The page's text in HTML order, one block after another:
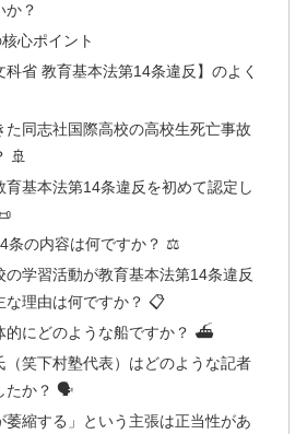
か？
心ポイント
科省 教育基本法第14条違反】のよく
た同志社国際高校の高校生死亡事故
🚢
育基本法第14条違反を初めて認定し
条の内容は何ですか？ ⚖️
の学習活動が教育基本法第14条違反
な理由は何ですか？ 📋
的にどのような船ですか？ ⛴️
（笑下村塾代表）はどのような記者
たか？ 🗣️
萎縮する」という主張は正当性があ